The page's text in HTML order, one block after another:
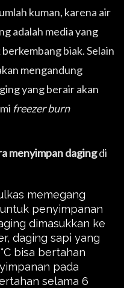
kuman, karena air
adalah media yang
biak. Selain
mengandung
yang berair akan
freezer burn
menyimpan dagingdi
memegang
penyimpanan
dimasukkan ke
daging sapi yang
bisa bertahan
pada
selama 6